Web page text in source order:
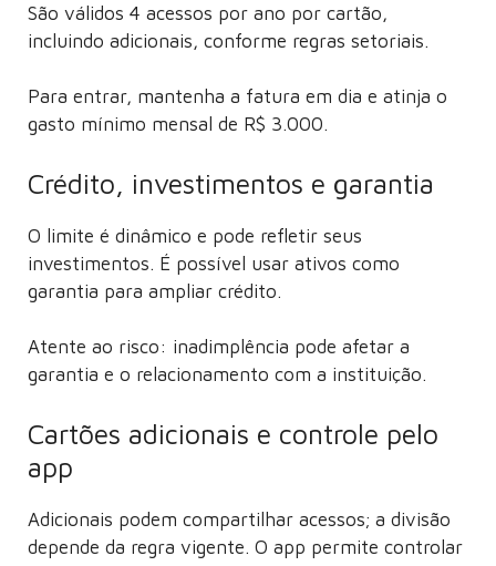
São válidos 4 acessos por ano por cartão,
incluindo adicionais, conforme regras setoriais.
Para entrar, mantenha a fatura em dia e atinja o
gasto mínimo mensal de R$ 3.000.
Crédito, investimentos e garantia
O limite é dinâmico e pode refletir seus
investimentos. É possível usar ativos como
garantia para ampliar crédito.
Atente ao risco: inadimplência pode afetar a
garantia e o relacionamento com a instituição.
Cartões adicionais e controle pelo
app
Adicionais podem compartilhar acessos; a divisão
depende da regra vigente. O app permite controlar